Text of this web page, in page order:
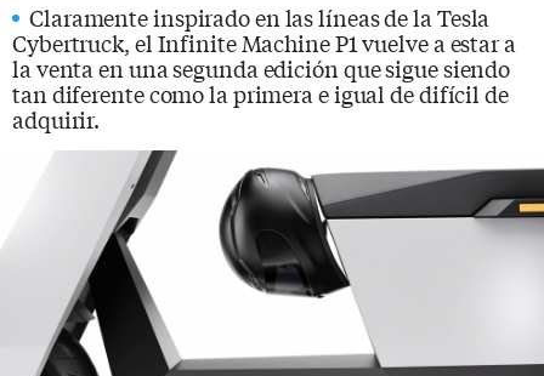
Claramente inspirado en las líneas de la Tesla
Cybertruck, el Infinite Machine P1 vuelve a estar a
la venta en una segunda edición que sigue siendo
tan diferente como la primera e igual de difícil de
adquirir.